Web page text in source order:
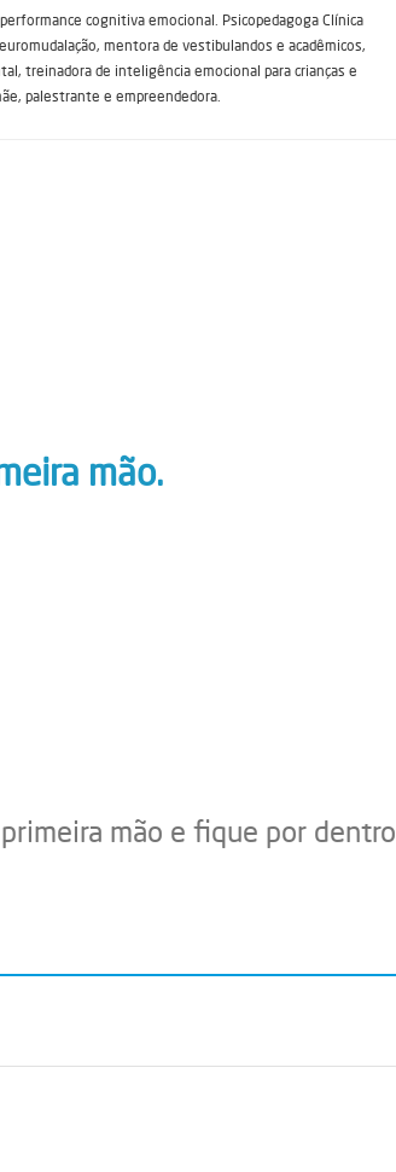
cognitiva emocional. Psicopedagoga Clínica
mentora de vestibulandos e acadêmicos,
treinadora de inteligência emocional para crianças e
palestrante e empreendedora.
mão.
mão e fique por dentro